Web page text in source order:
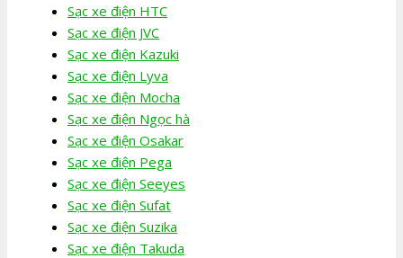
Sạc xe điện HTC
Sạc xe điện JVC
Sạc xe điện Kazuki
Sạc xe điện Lyva
Sạc xe điện Mocha
Sạc xe điện Ngọc hà
Sạc xe điện Osakar
Sạc xe điện Pega
Sạc xe điện Seeyes
Sạc xe điện Sufat
Sạc xe điện Suzika
Sạc xe điện Takuda